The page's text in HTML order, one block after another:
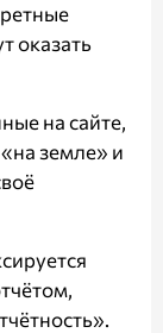
оказать
на сайте,
земле» и
.